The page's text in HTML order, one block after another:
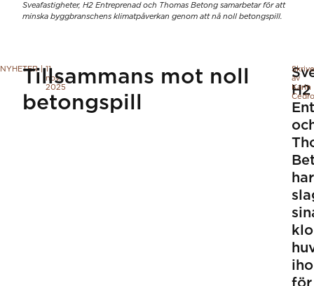
Sveafastigheter, H2 Entreprenad och Thomas Betong samarbetar för att
minska byggbranschens klimatpåverkan genom att nå noll betongspill.
NYHETER
11
nov.
2025
Tillsammans mot noll
betongspill
H2
har
för
av
Karin